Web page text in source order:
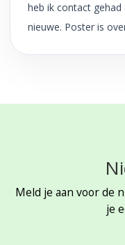
heb ik contact gehad
nieuwe. Poster is
Meld je aan voor de
je